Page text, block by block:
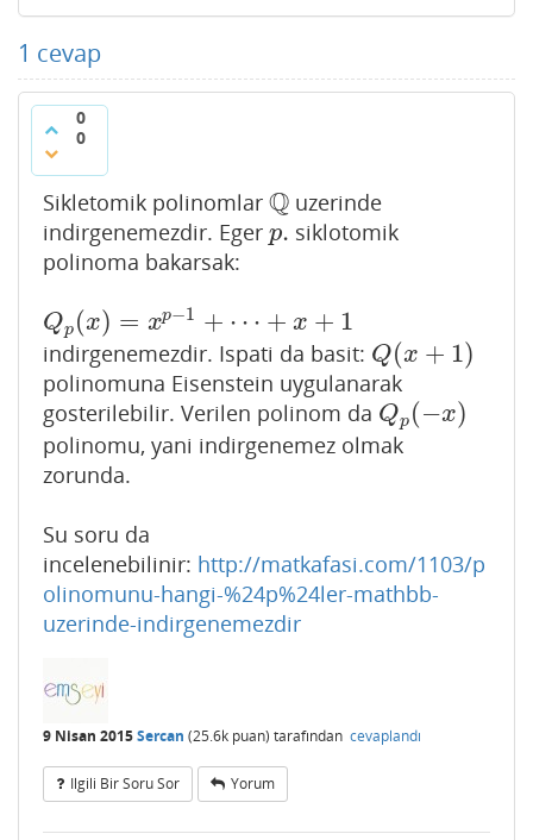
1 cevap
0
0
Sikletomik polinomlar Q
Quzerinde
indirgenemezdir. Eger p.
p. siklotomik
polinoma bakarsak:
Qp (x) = xp−1 + ⋯ + x + 1
Qp(x)=x p− 1+⋯+ x+ 1
indirgenemezdir. Ispati da basit: Q(x + 1)
Q(x+1)
polinomuna Eisenstein uygulanarak
gosterilebilir. Verilen polinom da Qp (−x)
Qp(−x)
polinomu, yani indirgenemez olmak
zorunda.
Su soru da
incelenebilinir: http://matkafasi.com/1103/p
olinomunu-hangi-%24p%24ler-mathbb-
uzerinde-indirgenemezdir
9 Nisan 2015Sercan (25.6k puan) tarafından cevaplandı
Ilgili Bir Soru Sor Yorum